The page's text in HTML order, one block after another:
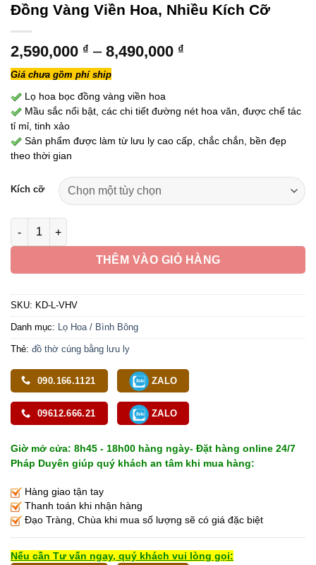
Đồng Vàng Viền Hoa, Nhiều Kích Cỡ
2,590,000 ₫ – 8,490,000 ₫
đến
Giá chưa gồm phí ship
Lọ hoa bọc đồng vàng viền hoa
Mầu sắc nổi bật, các chi tiết đường nét hoa văn, được chế tác
tỉ mỉ, tinh xảo
Sản phẩm được làm từ lưu ly cao cấp, chắc chắn, bền đẹp
theo thời gian
Kích cỡ
Lọ Hoa Thờ Cúng Bằng Lưu Ly Bọc Đồng Vàng Viền Hoa,
THÊM VÀO GIỎ HÀNG
SKU: KD-L-VHV
Danh mục: Lọ Hoa / Bình Bông
Thẻ: đồ thờ cúng bằng lưu ly
090.166.1121 ZALO
09612.666.21 ZALO
Giờ mở cửa: 8h45 - 18h00 hàng ngày- Đặt hàng online 24/7
Pháp Duyên giúp quý khách an tâm khi mua hàng:
Hàng giao tận tay
Thanh toán khi nhận hàng
Đạo Tràng, Chùa khi mua số lượng sẽ có giá đặc biệt
Nếu cần Tư vấn ngay, quý khách vui lòng gọi: